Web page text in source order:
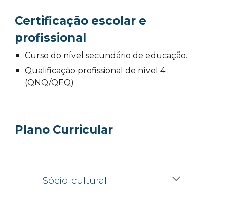
Certificação escolar e
profissional
Curso do nível secundário de educação.
Qualificação profissional de nível 4
(QNQ/QEQ)
Plano Curricular
Sócio-cultural